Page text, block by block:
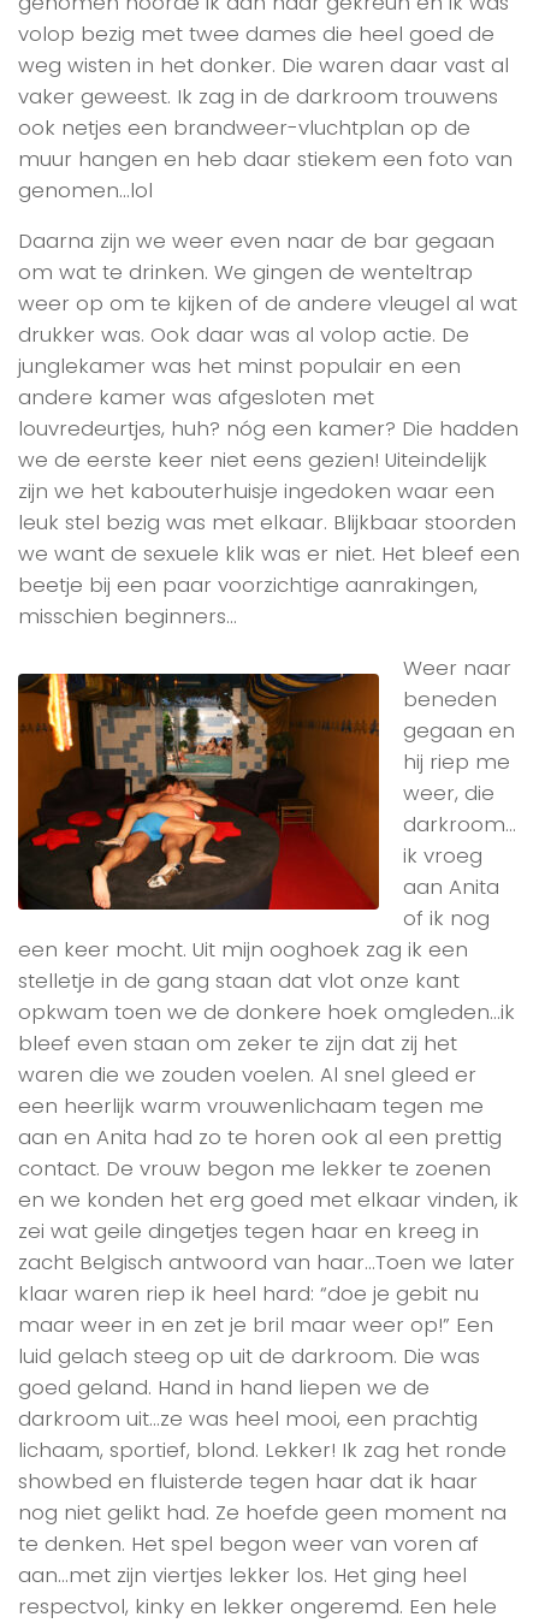
volop bezig met twee dames die heel goed de
weg wisten in het donker. Die waren daar vast al
vaker geweest. Ik zag in de darkroom trouwens
ook netjes een brandweer-vluchtplan op de
muur hangen en heb daar stiekem een foto van
genomen…lol
Daarna zijn we weer even naar de bar gegaan
om wat te drinken. We gingen de wenteltrap
weer op om te kijken of de andere vleugel al wat
drukker was. Ook daar was al volop actie. De
junglekamer was het minst populair en een
andere kamer was afgesloten met
louvredeurtjes, huh? nóg een kamer? Die hadden
we de eerste keer niet eens gezien! Uiteindelijk
zijn we het kabouterhuisje ingedoken waar een
leuk stel bezig was met elkaar. Blijkbaar stoorden
we want de sexuele klik was er niet. Het bleef een
beetje bij een paar voorzichtige aanrakingen,
misschien beginners…
Weer naar
beneden
gegaan en
hij riep me
weer, die
darkroom…
ik vroeg
aan Anita
of ik nog
een keer mocht. Uit mijn ooghoek zag ik een
stelletje in de gang staan dat vlot onze kant
opkwam toen we de donkere hoek omgleden…ik
bleef even staan om zeker te zijn dat zij het
waren die we zouden voelen. Al snel gleed er
een heerlijk warm vrouwenlichaam tegen me
aan en Anita had zo te horen ook al een prettig
contact. De vrouw begon me lekker te zoenen
en we konden het erg goed met elkaar vinden, ik
zei wat geile dingetjes tegen haar en kreeg in
zacht Belgisch antwoord van haar…Toen we later
klaar waren riep ik heel hard: “doe je gebit nu
maar weer in en zet je bril maar weer op!” Een
luid gelach steeg op uit de darkroom. Die was
goed geland. Hand in hand liepen we de
darkroom uit…ze was heel mooi, een prachtig
lichaam, sportief, blond. Lekker! Ik zag het ronde
showbed en fluisterde tegen haar dat ik haar
nog niet gelikt had. Ze hoefde geen moment na
te denken. Het spel begon weer van voren af
aan…met zijn viertjes lekker los. Het ging heel
respectvol, kinky en lekker ongeremd. Een hele